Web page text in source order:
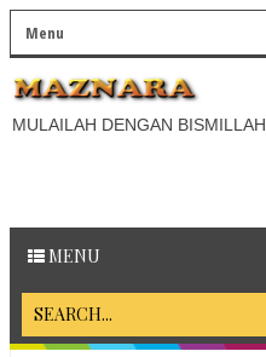
MULAILAH DENGAN BISMILLAH
MENU